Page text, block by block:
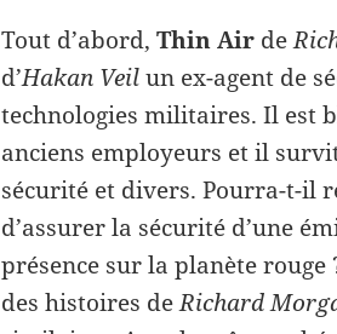
Tout d’abord,Thin Air de
d’Hakan Veilun ex-agent de
technologies militaires. Il est
anciens employeurs et il
sécurité et divers. Pourra-t-il
d’assurer la sécurité d’une
présence sur la planète rouge
des histoires deRichard